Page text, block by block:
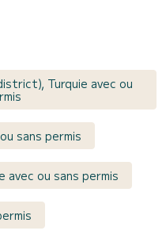
Turquie avec ou
sans permis
avec ou sans permis